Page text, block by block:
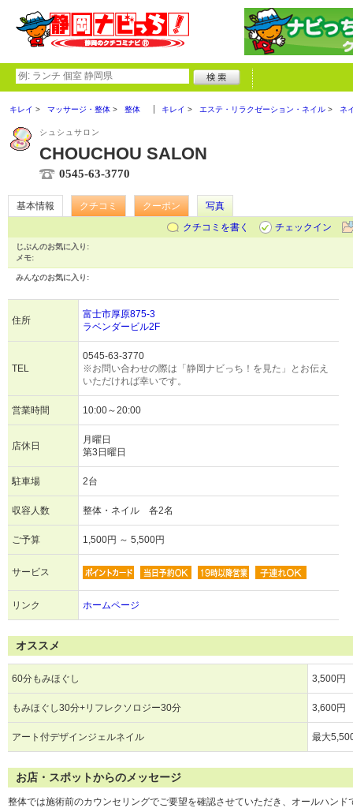
キレイ マッサージ・整体 整体 キレイ エステ・リラクゼーション・ネイル ネ
シュシュサロン
CHOUCHOU SALON
0545-63-3770
基本情報 クチコミ クーポン
写真
クチコミを書く
チェックイン
じぶんのお気に入り:
メモ:
みんなのお気に入り:
住所
富士市厚原875-3
ラベンダービル2F
TEL
0545-63-3770
※お問い合わせの際は「静岡ナビっち！を見た」とお伝え
いただければ幸いです。
営業時間 10:00～20:00
店休日
月曜日
第3日曜日
駐車場 2台
収容人数 整体・ネイル 各2名
ご予算 1,500円 ～ 5,500円
サービス
リンク ホームページ
オススメ
60分もみほぐし 3,500円
もみほぐし30分+リフレクソロジー30分 3,600円
アート付デザインジェルネイル 最大
お店・スポットからのメッセージ
整体では施術前のカウンセリングでご要望を確認させていただき、オールハン